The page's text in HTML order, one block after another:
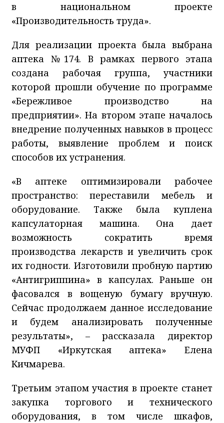
в национальном проекте
«Производительность труда».
Для реализации проекта была выбрана
аптека №174. В рамках первого этапа
создана рабочая группа, участники
которой прошли обучение по программе
«Бережливое производство на
предприятии». На втором этапе началось
внедрение полученных навыков в процесс
работы, выявление проблем и поиск
способов их устранения.
«В аптеке оптимизировали рабочее
пространство: переставили мебель и
оборудование. Также была куплена
капсулаторная машина. Она дает
возможность сократить время
производства лекарств и увеличить срок
их годности. Изготовили пробную партию
«Антигриппина» в капсулах. Раньше он
фасовался в вощеную бумагу вручную.
Сейчас продолжаем данное исследование
и будем анализировать полученные
результаты», – рассказала директор
МУФП «Иркутская аптека» Елена
Кичмарева.
Третьим этапом участия в проекте станет
закупка торгового и технического
оборудования, в том числе шкафов,